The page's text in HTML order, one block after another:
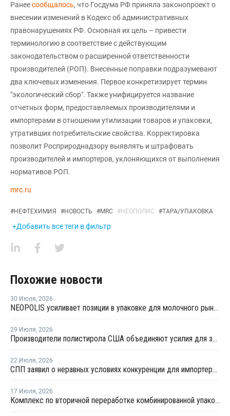
Ранеесообщалось, что Госдума РФ приняла законопроект о
внесении изменений в Кодекс об административных
правонарушениях РФ. Основная их цель – привести
терминологию в соответствие с действующим
законодательством о расширенной ответственности
производителей (РОП). Внесенные поправки подразумевают
два ключевых изменения. Первое конкретизирует термин
"экологический сбор". Также унифицируется название
отчетных форм, предоставляемых производителями и
импортерами в отношении утилизации товаров и упаковки,
утративших потребительские свойства. Корректировка
позволит Росприроднадзору выявлять и штрафовать
производителей и импортеров, уклоняющихся от выполнения
нормативов РОП.
mrc.ru
#НЕФТЕХИМИЯ #НОВОСТЬ #MRC #НЕОПОЛИС #ТАРА/УПАКОВКА
+Добавить все теги в фильтр
Похожие новости
30 Июля, 2026
NEOPOLIS усиливает позиции в упаковке для молочного рынка
29 Июля, 2026
Производители полистирола США объединяют усилия для защиты рынка от экологических ограничений
22 Июля, 2026
СПП заявил о неравных условиях конкуренции для импортеров полимерной упаковки в рамках российского РОП
17 Июля, 2026
Комплекс по вторичной переработке комбинированной упаковки запущен в Челябинске